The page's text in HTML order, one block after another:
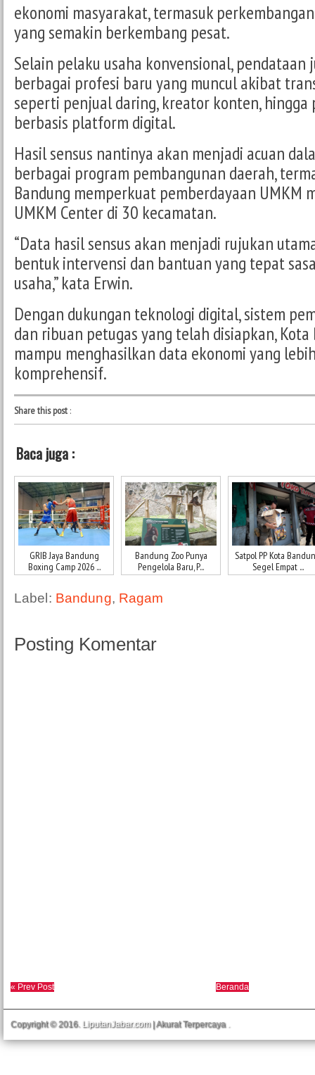
ekonomi masyarakat, termasuk
yang semakin berkembang pesat.
Selain pelaku usaha konvensional, pendataan
berbagai profesi baru yang muncul akibat
seperti penjual daring, kreator konten, hingga
berbasis platform digital.
Hasil sensus nantinya akan menjadi acuan
berbagai program pembangunan daerah,
Bandung memperkuat pemberdayaan UMKM
UMKM Center di 30 kecamatan.
“Data hasil sensus akan menjadi rujukan
bentuk intervensi dan bantuan yang tepat
usaha,” kata Erwin.
Dengan dukungan teknologi digital, sistem
dan ribuan petugas yang telah disiapkan,
mampu menghasilkan data ekonomi yang
komprehensif.
Share this post:
Baca juga :
GRIB Jaya Bandung
Boxing Camp 2026 ...
Bandung Zoo Punya
Pengelola Baru, P...
Satpol PP Kota
Segel Empat ...
Label: Bandung, Ragam
Posting Komentar
« Prev Post Beranda
Copyright © 2016. LiputanJabar.com| Akurat Terpercaya